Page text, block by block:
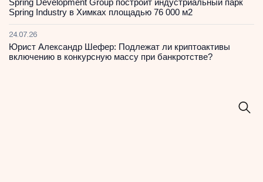
Spring Development Group построит индустриальный парк
Spring Industry в Химках площадью 76 000 м2
24.07.26
Юрист Александр Шефер: Подлежат ли криптоактивы
включению в конкурсную массу при банкротстве?